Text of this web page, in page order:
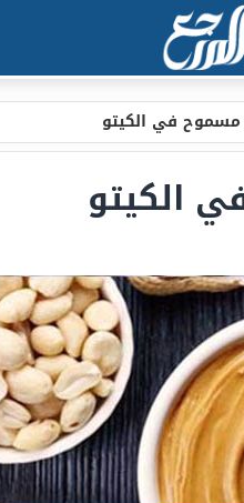
في الكيتو
الكيتو